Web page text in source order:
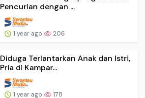
Pencurian dengan ...
1 year ago 206
Diduga Terlantarkan Anak dan Istri,
Pria di Kampar...
1 year ago 178